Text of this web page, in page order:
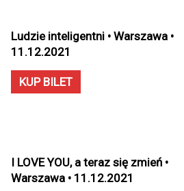
Ludzie inteligentni • Warszawa •
11.12.2021
KUP BILET
I LOVE YOU, a teraz się zmień •
Warszawa • 11.12.2021